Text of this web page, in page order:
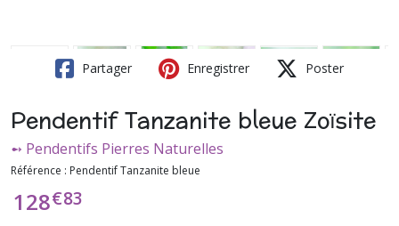
Partager Enregistrer Poster
Pendentif Tanzanite bleue Zoïsite
➻ Pendentifs Pierres Naturelles
Référence : Pendentif Tanzanite bleue
128€83